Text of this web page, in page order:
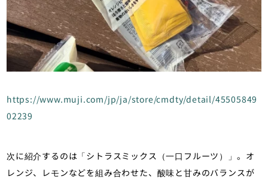
https://www.muji.com/jp/ja/store/cmdty/detail/45505849
02239
次に紹介するのは「シトラスミックス（一口フルーツ）」。オ
レンジ、レモンなどを組み合わせた、酸味と甘みのバランスが